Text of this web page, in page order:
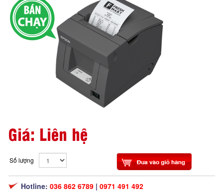
Giá: Liên hệ
Số lượng
Hotline: 036 862 6789 | 0971 491 492